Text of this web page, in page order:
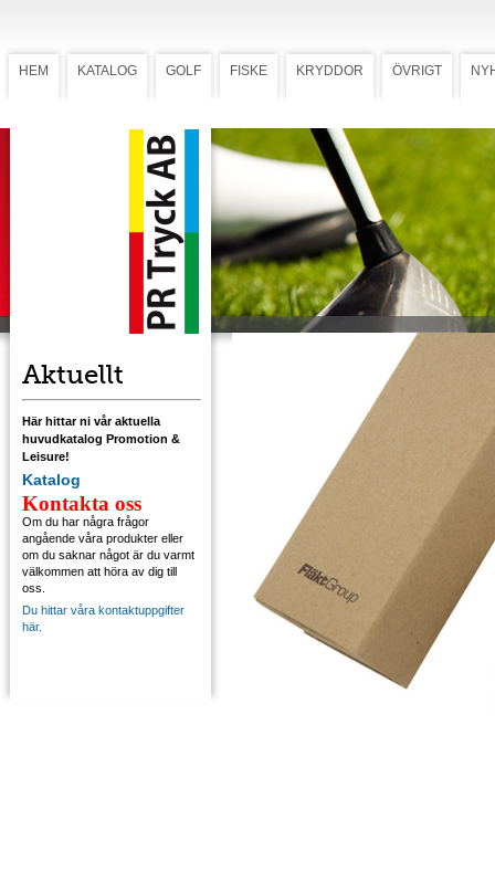
HEM KATALOG GOLF FISKE KRYDDOR ÖVRIGT
Aktuellt
Här hittar ni vår aktuella
huvudkatalog Promotion &
Leisure!
Katalog
Kontakta oss
Om du har några frågor
angående våra produkter eller
om du saknar något är du varmt
välkommen att höra av dig till
oss.
Du hittar våra kontaktuppgifter
här.
Startkit 20 Miljö
Startkit 20 Miljö
Startkit i pappersask med 20 stycken 1-
färgstryckta peggar.
Ladda ner mall med tryckstorlek 2 1/8"
Ladda ner mall med tryckstorlek 2 3/4"
Ladda ner mall med tryckstorlek 3 1/4"
Ladda ner mall med tryckstorlek 4"